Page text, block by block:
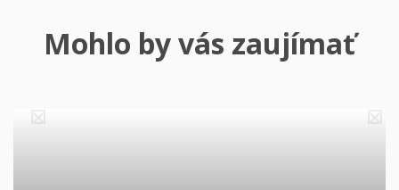
Mohlo by vás zaujímať